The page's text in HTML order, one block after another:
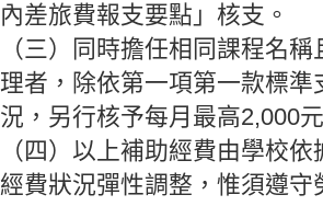
內差旅費報支要點」核支。
（三）同時擔任相同課程名
理者，除依第一項第一款標
況，另行核予每月最高2,000
（四）以上補助經費由學校
經費狀況彈性調整，惟須遵守